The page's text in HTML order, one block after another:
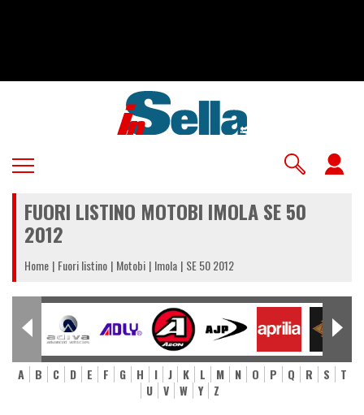
FUORI LISTINO MOTOBI IMOLA SE 50
2012
Home Fuori listino Motobi Imola SE 50 2012
A B C D E F G H I J K L M N O P Q R S
T
U
V W Y Z